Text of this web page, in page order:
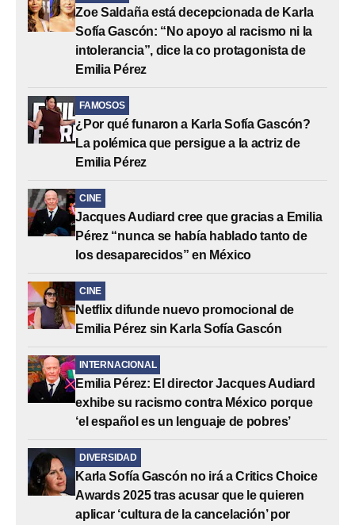
Zoe Saldaña está decepcionada de Karla
Sofía Gascón: “No apoyo al racismo ni la
intolerancia”, dice la co protagonista de
Emilia Pérez
FAMOSOS
¿Por qué funaron a Karla Sofía Gascón?
La polémica que persigue a la actriz de
Emilia Pérez
CINE
Jacques Audiard cree que gracias a Emilia
Pérez “nunca se había hablado tanto de
los desaparecidos” en México
CINE
Netflix difunde nuevo promocional de
Emilia Pérez sin Karla Sofía Gascón
INTERNACIONAL
Emilia Pérez: El director Jacques Audiard
exhibe su racismo contra México porque
‘el español es un lenguaje de pobres’
DIVERSIDAD
Karla Sofía Gascón no irá a Critics Choice
Awards 2025 tras acusar que le quieren
aplicar ‘cultura de la cancelación’ por